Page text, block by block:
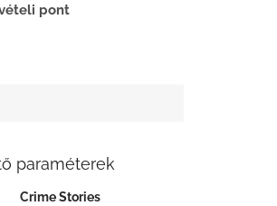
pont
paraméterek
Crime Stories